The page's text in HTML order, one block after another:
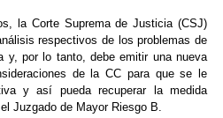
la Corte Suprema de Justicia (CSJ)
respectivos de los problemas de
y, por lo tanto, debe emitir una nueva
de la CC para que se le
y así pueda recuperar la medida
Juzgado de Mayor Riesgo B.